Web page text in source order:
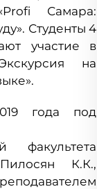
Самара:
Студенты 4
участие в
на
года под
факультета
К.К.,